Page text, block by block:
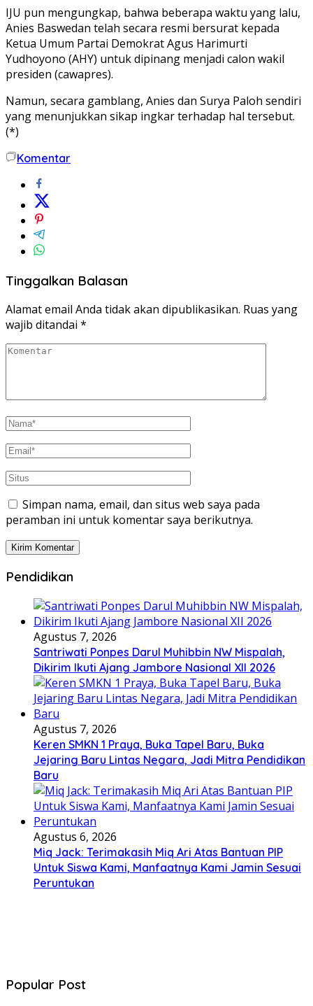
IJU pun mengungkap, bahwa beberapa waktu yang lalu,
Anies Baswedan telah secara resmi bersurat kepada
Ketua Umum Partai Demokrat Agus Harimurti
Yudhoyono (AHY) untuk dipinang menjadi calon wakil
presiden (cawapres).
Namun, secara gamblang, Anies dan Surya Paloh sendiri
yang menunjukkan sikap ingkar terhadap hal tersebut.
(*)
Komentar
Tinggalkan Balasan
Alamat email Anda tidak akan dipublikasikan. Ruas yang
wajib ditandai *
Simpan nama, email, dan situs web saya pada
peramban ini untuk komentar saya berikutnya.
Pendidikan
Agustus 7, 2026
Santriwati Ponpes Darul Muhibbin NW Mispalah,
Dikirim Ikuti Ajang Jambore Nasional XII 2026
Agustus 7, 2026
Keren SMKN 1 Praya, Buka Tapel Baru, Buka
Jejaring Baru Lintas Negara, Jadi Mitra Pendidikan
Baru
Agustus 6, 2026
Miq Jack: Terimakasih Miq Ari Atas Bantuan PIP
Untuk Siswa Kami, Manfaatnya Kami Jamin Sesuai
Peruntukan
Popular Post